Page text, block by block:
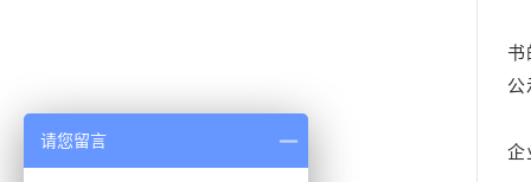
书
公
企
请您留言